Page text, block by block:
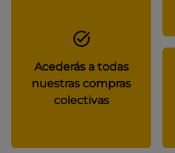
Acederás a todas
nuestras compras
colectivas